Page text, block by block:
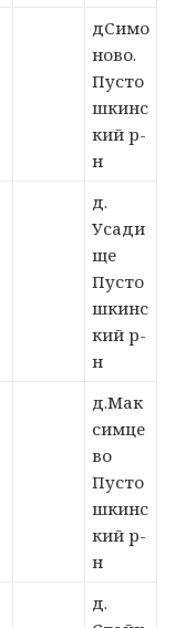
дСимо
ново.
Пусто
шкинс
кий р-
н
д.
Усади
ще
Пусто
шкинс
кий р-
н
д.Мак
симце
во
Пусто
шкинс
кий р-
н
д.